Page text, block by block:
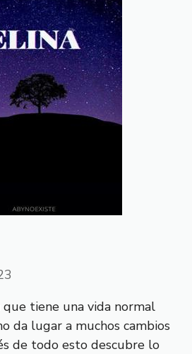
que tiene una vida normal
da lugar a muchos cambios
de todo esto descubre lo